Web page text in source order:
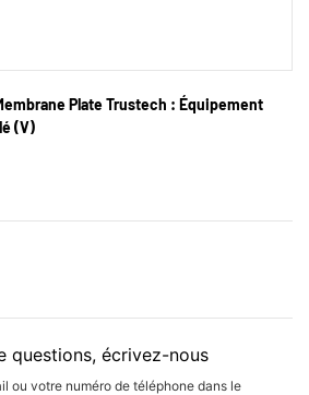
Plate Trustech : Équipement
(V)
questions, écrivez-nous
ou votre numéro de téléphone dans le